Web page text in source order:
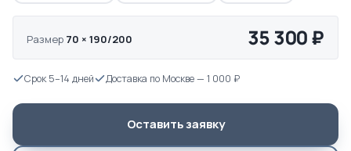
Размер 70 × 190/200 35 300 ₽
Срок 5–14 дней Доставка по Москве — 1 000 ₽
Оставить заявку